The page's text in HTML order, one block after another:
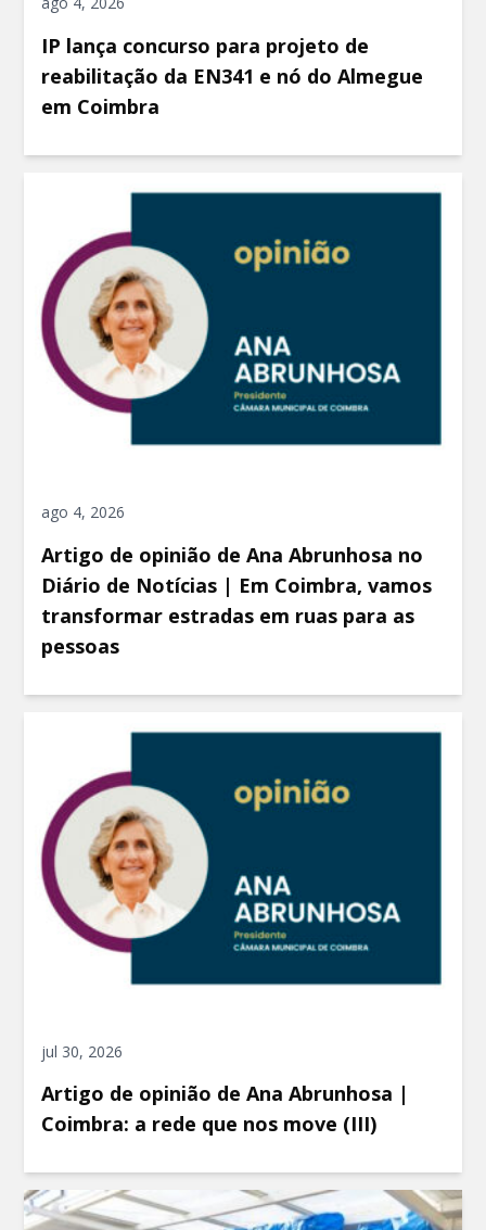
IP lança concurso para projeto de
reabilitação da EN341 e nó do Almegue
em Coimbra
ago 4, 2026
Artigo de opinião de Ana Abrunhosa no
Diário de Notícias | Em Coimbra, vamos
transformar estradas em ruas para as
pessoas
jul 30, 2026
Artigo de opinião de Ana Abrunhosa |
Coimbra: a rede que nos move (III)